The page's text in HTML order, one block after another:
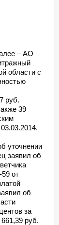
– АО
области с
руб.
39
уточнении
заявил об
от
об
за
руб.